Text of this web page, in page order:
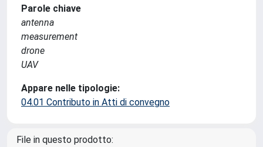
Parole chiave
antenna
measurement
drone
UAV
Appare nelle tipologie:
04.01 Contributo in Atti di convegno
File in questo prodotto: